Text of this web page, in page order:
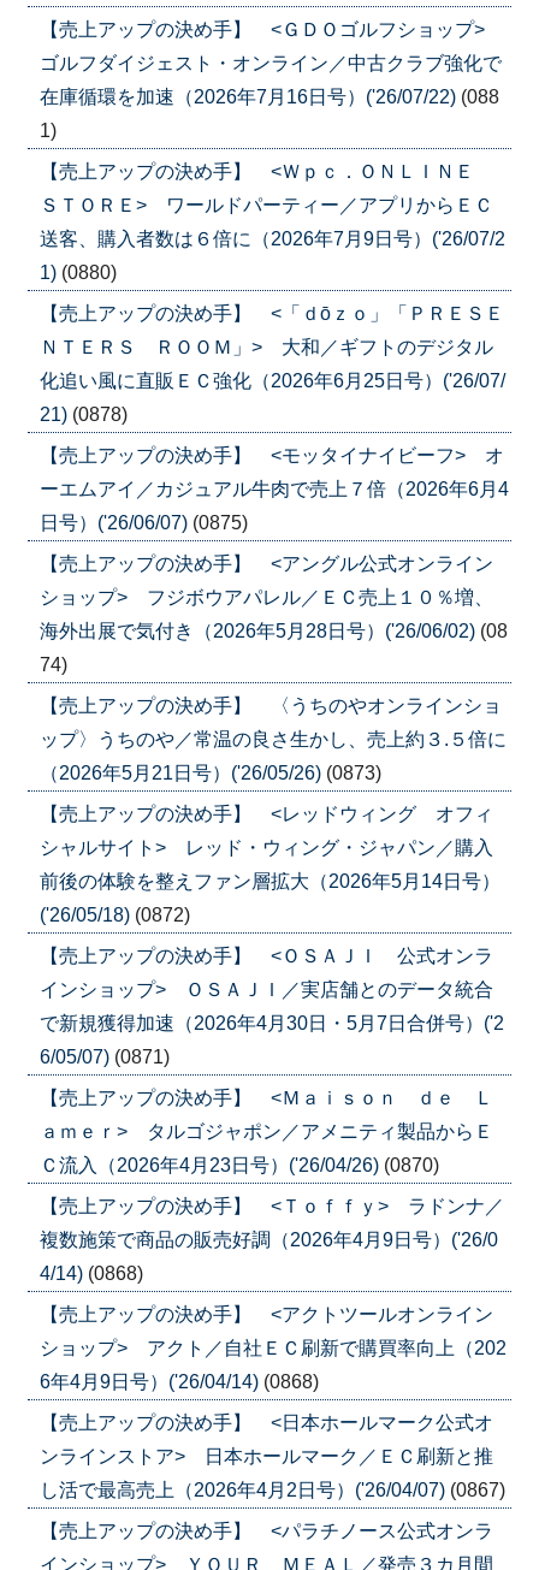
【売上アップの決め手】 <ＧＤＯゴルフショップ>
ゴルフダイジェスト・オンライン／中古クラブ強化で
在庫循環を加速（2026年7月16日号）('26/07/22) (088
1)
【売上アップの決め手】 <Ｗｐｃ．ＯＮＬＩＮＥ
ＳＴＯＲＥ> ワールドパーティー／アプリからＥＣ
送客、購入者数は６倍に（2026年7月9日号）('26/07/2
1) (0880)
【売上アップの決め手】 <「ｄōｚｏ」「ＰＲＥＳＥ
ＮＴＥＲＳ ＲＯＯＭ」> 大和／ギフトのデジタル
化追い風に直販ＥＣ強化（2026年6月25日号）('26/07/
21) (0878)
【売上アップの決め手】 <モッタイナイビーフ> オ
ーエムアイ／カジュアル牛肉で売上７倍（2026年6月4
日号）('26/06/07) (0875)
【売上アップの決め手】 <アングル公式オンライン
ショップ> フジボウアパレル／ＥＣ売上１０％増、
海外出展で気付き（2026年5月28日号）('26/06/02) (08
74)
【売上アップの決め手】 〈うちのやオンラインショ
ップ〉うちのや／常温の良さ生かし、売上約３.５倍に
（2026年5月21日号）('26/05/26) (0873)
【売上アップの決め手】 <レッドウィング オフィ
シャルサイト> レッド・ウィング・ジャパン／購入
前後の体験を整えファン層拡大（2026年5月14日号）
('26/05/18) (0872)
【売上アップの決め手】 <ＯＳＡＪＩ 公式オンラ
インショップ> ＯＳＡＪＩ／実店舗とのデータ統合
で新規獲得加速（2026年4月30日・5月7日合併号）('2
6/05/07) (0871)
【売上アップの決め手】 <Ｍａｉｓｏｎ ｄｅ Ｌ
ａｍｅｒ> タルゴジャポン／アメニティ製品からＥ
Ｃ流入（2026年4月23日号）('26/04/26) (0870)
【売上アップの決め手】 <Ｔｏｆｆｙ> ラドンナ／
複数施策で商品の販売好調（2026年4月9日号）('26/0
4/14) (0868)
【売上アップの決め手】 <アクトツールオンライン
ショップ> アクト／自社ＥＣ刷新で購買率向上（202
6年4月9日号）('26/04/14) (0868)
【売上アップの決め手】 <日本ホールマーク公式オ
ンラインストア> 日本ホールマーク／ＥＣ刷新と推
し活で最高売上（2026年4月2日号）('26/04/07) (0867)
【売上アップの決め手】 <パラチノース公式オンラ
インショップ> ＹＯＵＲ ＭＥＡＬ／発売３カ月間